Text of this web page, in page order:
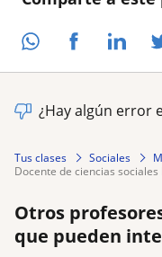
¿Hay algún error
Tus clases Sociales
docente de ciencias
Otros
que pueden